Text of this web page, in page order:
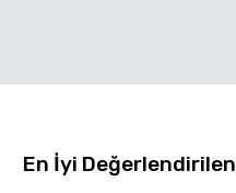
En İyi Değerlendirilen